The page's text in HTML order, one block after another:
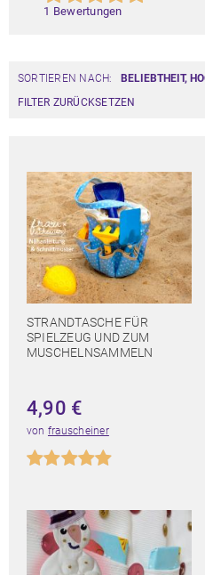
1 Bewertungen
SORTIEREN NACH:
FILTER ZURÜCKSETZEN
STRANDTASCHE FÜR
SPIELZEUG UND ZUM
MUSCHELNSAMMELN
4,90 €
von frauscheiner